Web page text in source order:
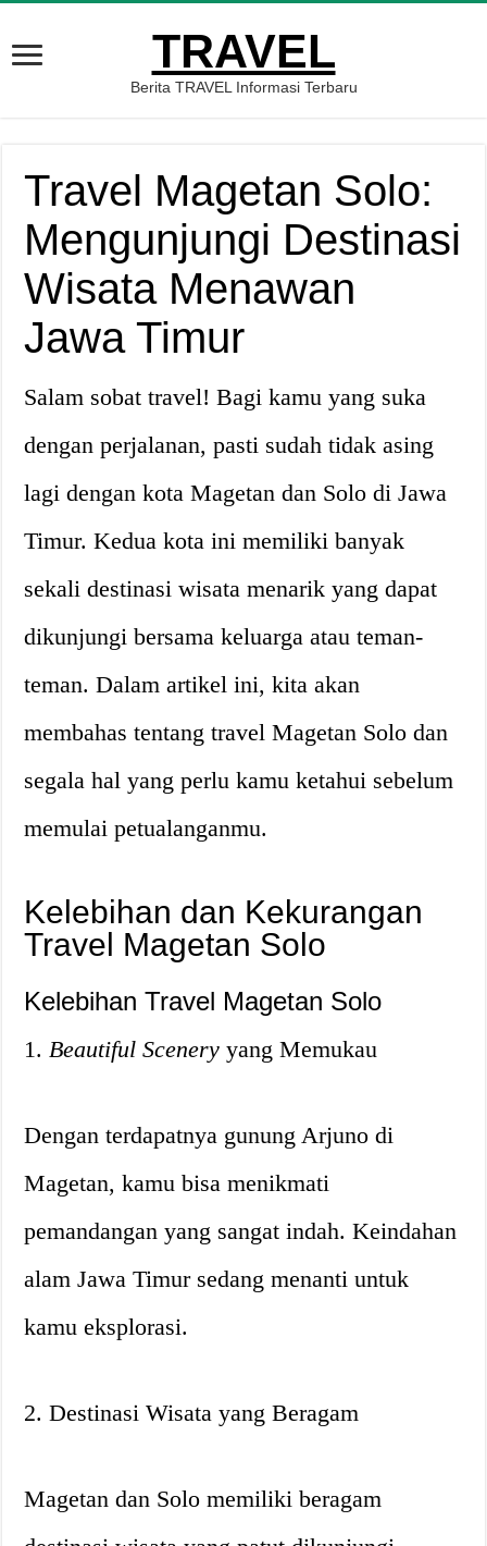
TRAVEL
Berita TRAVEL Informasi Terbaru
Travel Magetan Solo:
Mengunjungi Destinasi
Wisata Menawan
Jawa Timur
Salam sobat travel! Bagi kamu yang suka
dengan perjalanan, pasti sudah tidak asing
lagi dengan kota Magetan dan Solo di Jawa
Timur. Kedua kota ini memiliki banyak
sekali destinasi wisata menarik yang dapat
dikunjungi bersama keluarga atau teman-
teman. Dalam artikel ini, kita akan
membahas tentang travel Magetan Solo dan
segala hal yang perlu kamu ketahui sebelum
memulai petualanganmu.
Kelebihan dan Kekurangan
Travel Magetan Solo
Kelebihan Travel Magetan Solo
1.Beautiful Scenery yang Memukau
Dengan terdapatnya gunung Arjuno di
Magetan, kamu bisa menikmati
pemandangan yang sangat indah. Keindahan
alam Jawa Timur sedang menanti untuk
kamu eksplorasi.
2. Destinasi Wisata yang Beragam
Magetan dan Solo memiliki beragam